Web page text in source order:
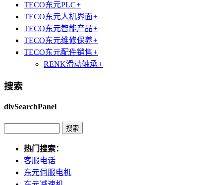
TECO东元PLC+
TECO东元人机界面+
TECO东元智能产品+
TECO东元维修保养+
TECO东元配件销售+
RENK滑动轴承+
搜索
divSearchPanel
热门搜索：
客服电话
东元伺服电机